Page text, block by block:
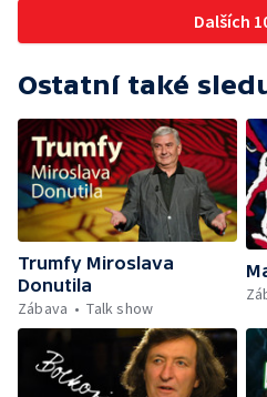
Dalších
Ostatní také
Trumfy Miroslava
Donutila
Zábava
Talk show